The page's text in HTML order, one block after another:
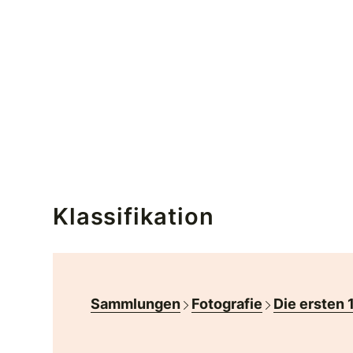
Klassifikation
Sammlungen Fotografie Die ersten